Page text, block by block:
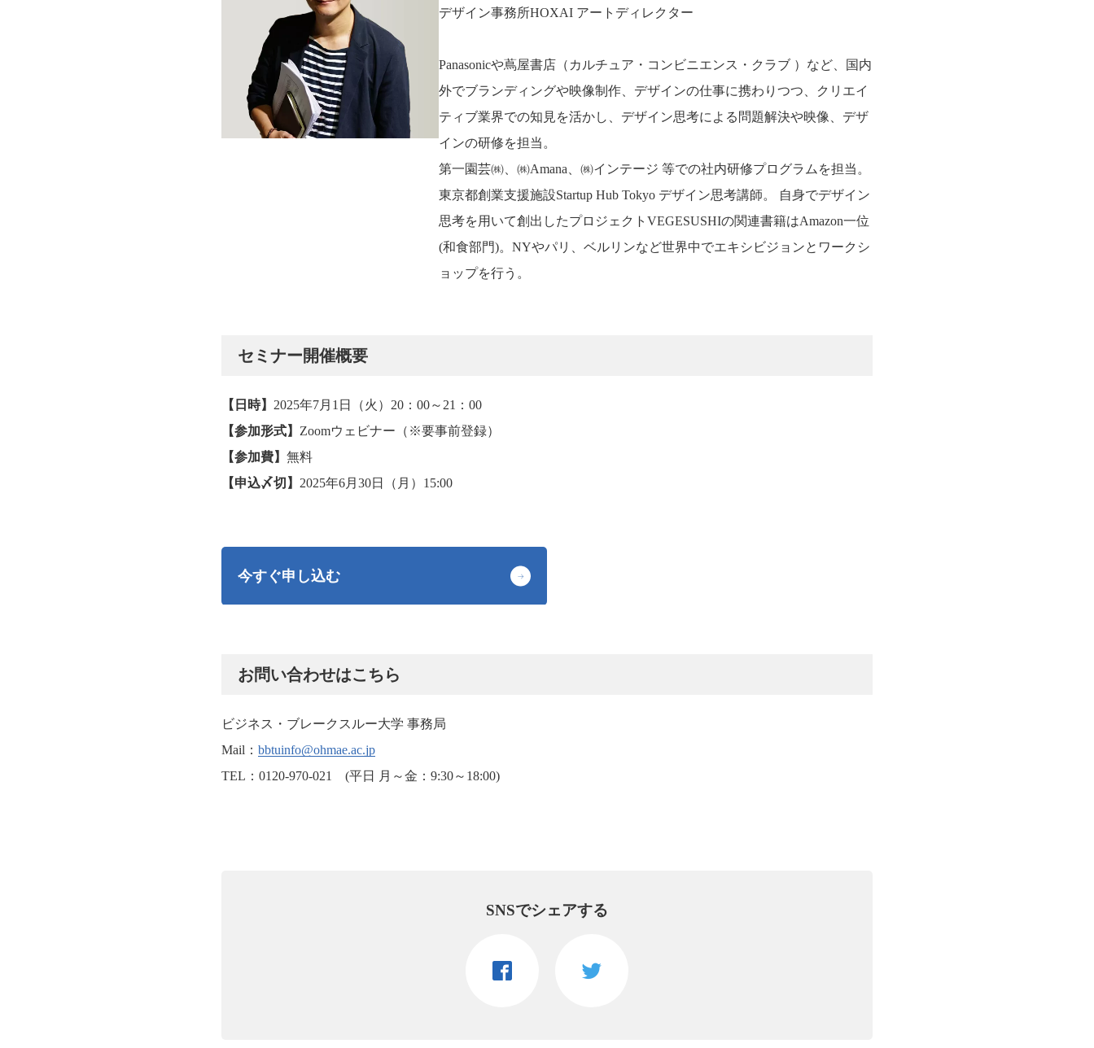
デザイン事務所HOXAI アートディレクター
Panasonicや蔦屋書店（カルチュア・コンビニエンス・クラブ ）など、国内
外でブランディングや映像制作、デザインの仕事に携わりつつ、クリエイ
ティブ業界での知見を活かし、デザイン思考による問題解決や映像、デザ
インの研修を担当。
第一園芸㈱、㈱Amana、㈱インテージ 等での社内研修プログラムを担当。
東京都創業支援施設Startup Hub Tokyo デザイン思考講師。 自身でデザイン
思考を用いて創出したプロジェクトVEGESUSHIの関連書籍はAmazon一位
(和食部門)。NYやパリ、ベルリンなど世界中でエキシビジョンとワークシ
ョップを行う。
セミナー開催概要
【日時】 2025年7月1日（火）20：00～21：00
【参加形式】 Zoomウェビナー（※要事前登録）
【参加費】 無料
【申込〆切】 2025年6月30日（月）15:00
今すぐ申し込む
お問い合わせはこちら
ビジネス・ブレークスルー大学 事務局
Mail： bbtuinfo@ohmae.ac.jp
TEL：0120-970-021 (平日 月～金：9:30～18:00)
SNSでシェアする